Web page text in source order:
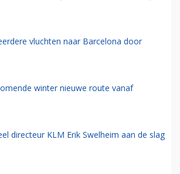
vluchten naar Barcelona door
winter nieuwe route vanaf
directeur KLM Erik Swelheim aan de slag